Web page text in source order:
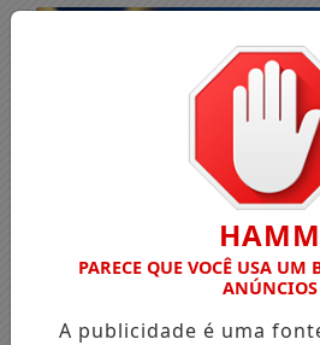
HAMM
PARECE QUE VOCÊ USA UM
ANÚNCIOS
A publicidade é uma